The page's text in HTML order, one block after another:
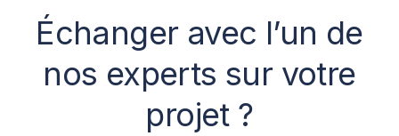
Échanger avec l’un de
nos experts sur votre
projet ?